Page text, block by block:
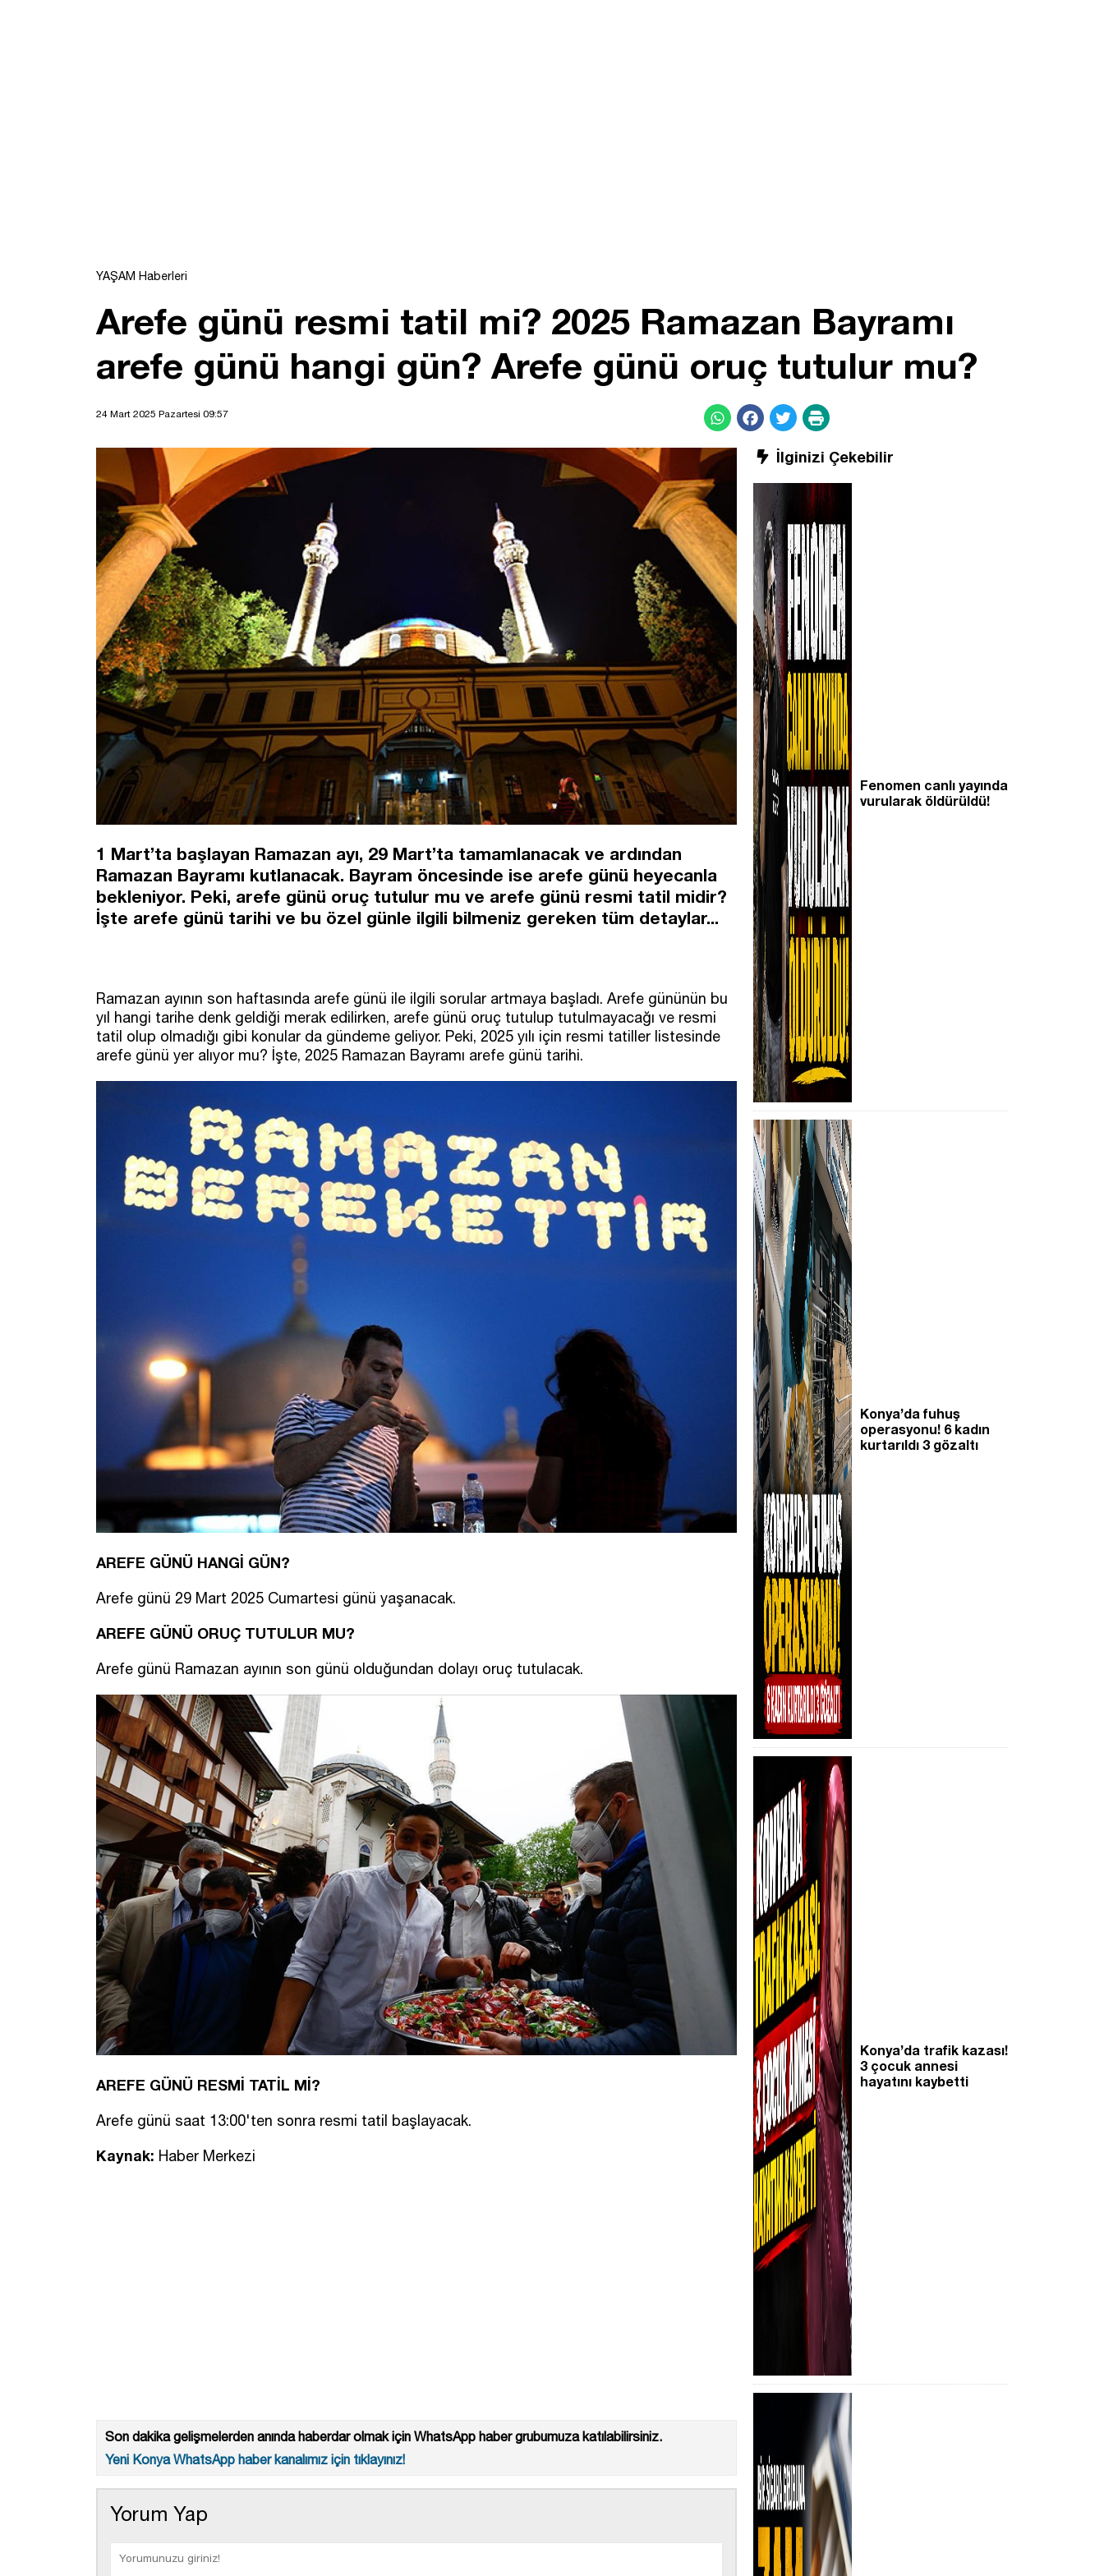
YAŞAM Haberleri
Arefe günü resmi tatil mi? 2025 Ramazan Bayramı
arefe günü hangi gün? Arefe günü oruç tutulur mu?
24 Mart 2025 Pazartesi 09:57
1 Mart’ta başlayan Ramazan ayı, 29 Mart’ta tamamlanacak ve ardından
Ramazan Bayramı kutlanacak. Bayram öncesinde ise arefe günü heyecanla
bekleniyor. Peki, arefe günü oruç tutulur mu ve arefe günü resmi tatil midir?
İşte arefe günü tarihi ve bu özel günle ilgili bilmeniz gereken tüm detaylar...
Ramazan ayının son haftasında arefe günü ile ilgili sorular artmaya başladı. Arefe gününün bu
yıl hangi tarihe denk geldiği merak edilirken, arefe günü oruç tutulup tutulmayacağı ve resmi
tatil olup olmadığı gibi konular da gündeme geliyor. Peki, 2025 yılı için resmi tatiller listesinde
arefe günü yer alıyor mu? İşte, 2025 Ramazan Bayramı arefe günü tarihi.
AREFE GÜNÜ HANGİ GÜN?
Arefe günü 29 Mart 2025 Cumartesi günü yaşanacak.
AREFE GÜNÜ ORUÇ TUTULUR MU?
Arefe günü Ramazan ayının son günü olduğundan dolayı oruç tutulacak.
AREFE GÜNÜ RESMİ TATİL Mİ?
Arefe günü saat 13:00'ten sonra resmi tatil başlayacak.
Kaynak: Haber Merkezi
Son dakika gelişmelerden anında haberdar olmak için WhatsApp haber grubumuza katılabilirsiniz.
Yeni Konya WhatsApp haber kanalımız için tıklayınız!
Yorum Yap
İlginizi Çekebilir
Fenomen canlı yayında
vurularak öldürüldü!
Konya’da fuhuş
operasyonu! 6 kadın
kurtarıldı 3 gözaltı
Konya’da trafik kazası!
3 çocuk annesi
hayatını kaybetti